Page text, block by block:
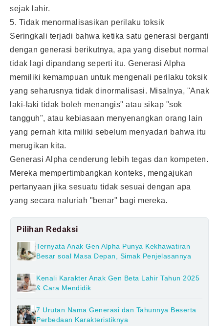
sejak lahir.
5. Tidak menormalisasikan perilaku toksik
Seringkali terjadi bahwa ketika satu generasi berganti
dengan generasi berikutnya, apa yang disebut normal
tidak lagi dipandang seperti itu. Generasi Alpha
memiliki kemampuan untuk mengenali perilaku toksik
yang seharusnya tidak dinormalisasi. Misalnya, "Anak
laki-laki tidak boleh menangis" atau sikap "sok
tangguh", atau kebiasaan menyenangkan orang lain
yang pernah kita miliki sebelum menyadari bahwa itu
merugikan kita.
Generasi Alpha cenderung lebih tegas dan kompeten.
Mereka mempertimbangkan konteks, mengajukan
pertanyaan jika sesuatu tidak sesuai dengan apa
yang secara naluriah "benar" bagi mereka.
Pilihan Redaksi
Ternyata Anak Gen Alpha Punya Kekhawatiran
Besar soal Masa Depan, Simak Penjelasannya
Kenali Karakter Anak Gen Beta Lahir Tahun 2025
& Cara Mendidik
7 Urutan Nama Generasi dan Tahunnya Beserta
Perbedaan Karakteristiknya